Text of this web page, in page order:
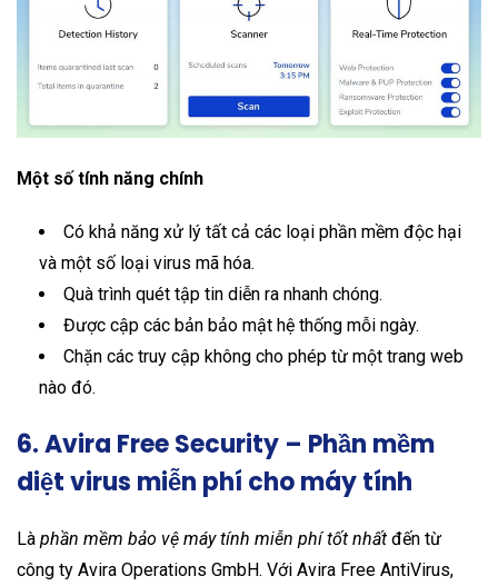
Một số tính năng chính
Có khả năng xử lý tất cả các loại phần mềm độc hại
và một số loại virus mã hóa.
Quà trình quét tập tin diễn ra nhanh chóng.
Được cập các bản bảo mật hệ thống mỗi ngày.
Chặn các truy cập không cho phép từ một trang web
nào đó.
6. Avira Free Security – Phần mềm
diệt virus miễn phí cho máy tính
Là phần mềm bảo vệ máy tính miễn phí tốt nhất đến từ
công ty Avira Operations GmbH. Với Avira Free AntiVirus,